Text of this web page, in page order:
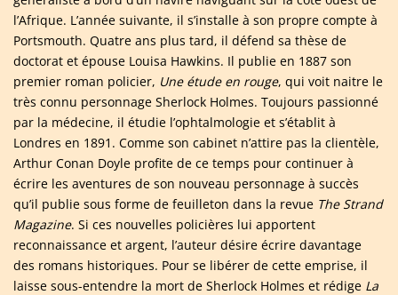
l’Afrique. L’année suivante, il s’installe à son propre compte à
Portsmouth. Quatre ans plus tard, il défend sa thèse de
doctorat et épouse Louisa Hawkins. Il publie en 1887 son
premier roman policier, Une étude en rouge, qui voit naitre le
très connu personnage Sherlock Holmes. Toujours passionné
par la médecine, il étudie l’ophtalmologie et s’établit à
Londres en 1891. Comme son cabinet n’attire pas la clientèle,
Arthur Conan Doyle profite de ce temps pour continuer à
écrire les aventures de son nouveau personnage à succès
qu’il publie sous forme de feuilleton dans la revue The Strand
Magazine. Si ces nouvelles policières lui apportent
reconnaissance et argent, l’auteur désire écrire davantage
des romans historiques. Pour se libérer de cette emprise, il
laisse sous-entendre la mort de Sherlock Holmes et rédige La